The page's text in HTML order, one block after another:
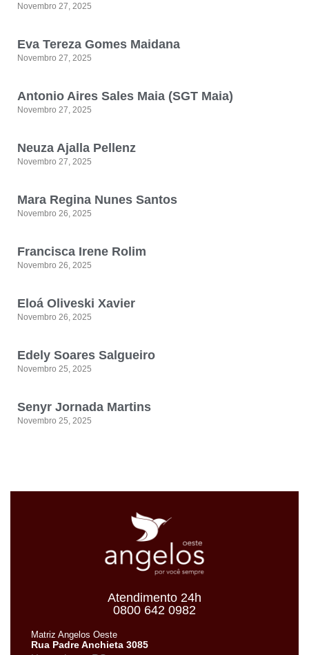
Novembro 27, 2025
Eva Tereza Gomes Maidana
Novembro 27, 2025
Antonio Aires Sales Maia (SGT Maia)
Novembro 27, 2025
Neuza Ajalla Pellenz
Novembro 27, 2025
Mara Regina Nunes Santos
Novembro 26, 2025
Francisca Irene Rolim
Novembro 26, 2025
Eloá Oliveski Xavier
Novembro 26, 2025
Edely Soares Salgueiro
Novembro 25, 2025
Senyr Jornada Martins
Novembro 25, 2025
Atendimento 24h
0800 642 0982
Matriz Angelos Oeste
Rua Padre Anchieta 3085